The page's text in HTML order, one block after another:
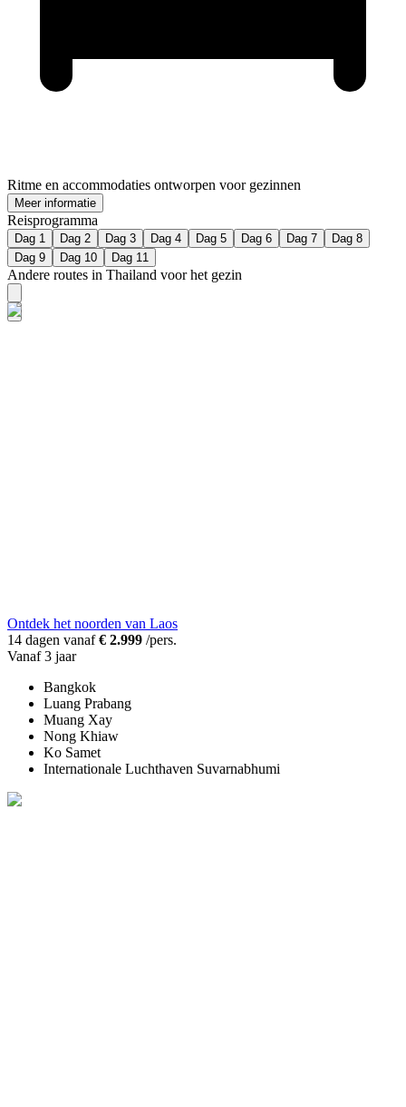
Ritme en accommodaties ontworpen voor gezinnen
Meer informatie
Reisprogramma
Dag 1 Dag 2 Dag 3 Dag 4 Dag 5 Dag 6 Dag 7
Dag 8
Dag 9
Dag 10 Dag 11
Andere routes in Thailand voor het gezin
Ontdek het noorden van Laos
14 dagen vanaf€ 2.999 /pers.
Vanaf 3 jaar
Bangkok
Luang Prabang
Muang Xay
Nong Khiaw
Ko Samet
Internationale Luchthaven Suvarnabhumi